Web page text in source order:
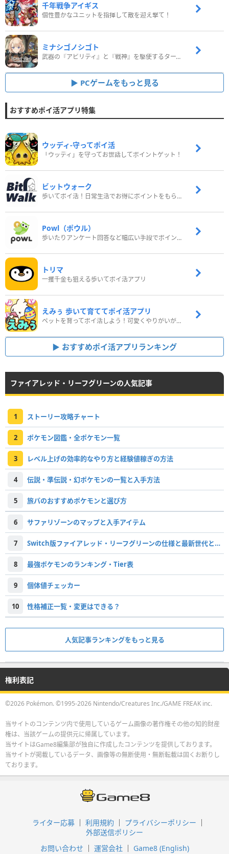
千年戦争アイギス
個性豊かなユニットを指揮して敵を迎え撃て！
ミナシゴノシゴト
武器の『アビリティ』と『戦神』を駆使するターン制コマンドバトルRPG！
PCゲームをもっと見る
おすすめポイ活アプリ特集
ウッディ‐守ってポイ活
「ウッディ」を守ってお世話してポイントゲット！
ビットウォーク
歩いてポイ活！日常生活でお得にポイントをもらおう
Powl（ポウル）
歩いたりアンケート回答など幅広い手段でポイントをゲット
トリマ
一攫千金も狙える歩いてポイ活アプリ
えみぅ 歩いて育ててポイ活アプリ
ペットを育ってポイ活しよう！可愛くやりがいがある新感覚アプリ
おすすめポイ活アプリランキング
ファイアレッド・リーフグリーンの人気記事
1 ストーリー攻略チャート
2 ポケモン図鑑・全ポケモン一覧
3 レベル上げの効率的なやり方と経験値稼ぎの方法
4 伝説・準伝説・幻ポケモンの一覧と入手方法
5 旅パのおすすめポケモンと選び方
6 サファリゾーンのマップと入手アイテム
7 Switch版ファイアレッド・リーフグリーンの仕様と最新世代との違い
8 最強ポケモンのランキング・Tier表
9 個体値チェッカー
10 性格補正一覧・変更はできる？
人気記事ランキングをもっと見る
権利表記
©2026 Pokémon. ©1995-2026 Nintendo/Creatures Inc./GAME FREAK inc.
当サイトのコンテンツ内で使用しているゲーム画像の著作権その他の知的財産
権は、当該ゲームの提供元に帰属しています。
当サイトはGame8編集部が独自に作成したコンテンツを提供しております。
当サイトが掲載しているデータ、画像等の無断使用・無断転載は固くお断りし
ております。
ライター応募 利用規約
プライバシーポリシー
外部送信ポリシー
お問い合わせ
運営会社 Game8 (English)